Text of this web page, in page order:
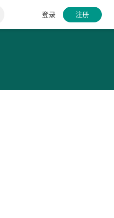
登录 注册